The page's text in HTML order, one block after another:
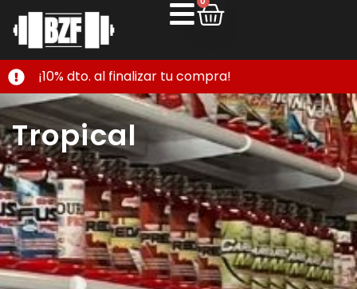
¡10% dto. al finalizar tu compra!
Tropical